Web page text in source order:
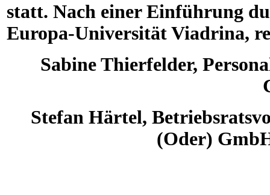
statt. Nach einer Einführung
Europa-Universität Viadrina,
Sabine Thierfelder,
Stefan Härtel,
(Oder)